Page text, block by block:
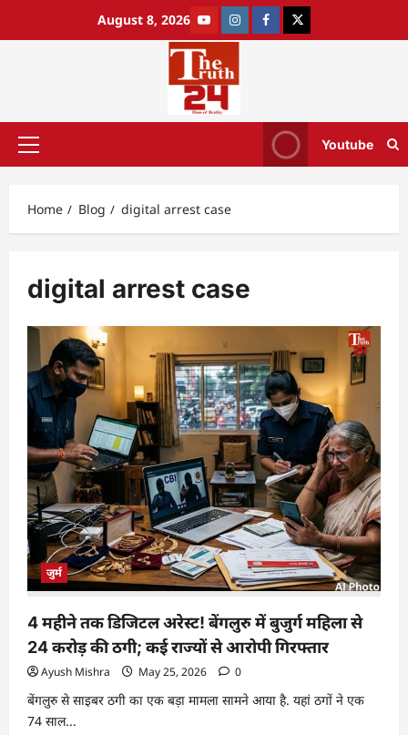
August 8, 2026
Youtube
Home Blog digital arrest case
digital arrest case
जुर्म
4 महीने तक डिजिटल अरेस्ट! बेंगलुरु में बुजुर्ग महिला से
24 करोड़ की ठगी; कई राज्यों से आरोपी गिरफ्तार
Ayush Mishra May 25, 2026 0
बेंगलुरु से साइबर ठगी का एक बड़ा मामला सामने आया है. यहां ठगों ने एक
74 साल...